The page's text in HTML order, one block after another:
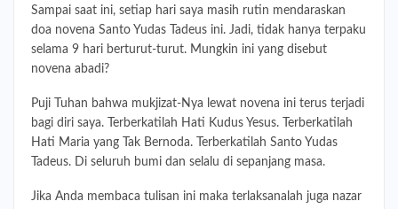
Sampai saat ini, setiap hari saya masih rutin mendaraskan
doa novena Santo Yudas Tadeus ini. Jadi, tidak hanya terpaku
selama 9 hari berturut-turut. Mungkin ini yang disebut
novena abadi?
Puji Tuhan bahwa mukjizat-Nya lewat novena ini terus terjadi
bagi diri saya. Terberkatilah Hati Kudus Yesus. Terberkatilah
Hati Maria yang Tak Bernoda. Terberkatilah Santo Yudas
Tadeus. Di seluruh bumi dan selalu di sepanjang masa.
Jika Anda membaca tulisan ini maka terlaksanalah juga nazar